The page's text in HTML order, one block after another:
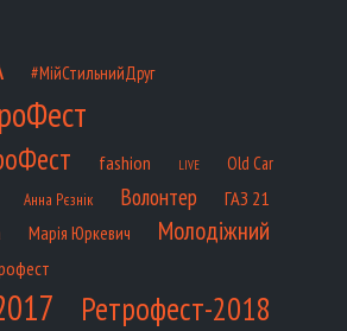
#МійСтильнийДруг
fashion LIVE
Old Car
Анна Рєзнік Волонтер ГАЗ 21
Марія Юркевич
Молодіжний
Ретрофест-2018